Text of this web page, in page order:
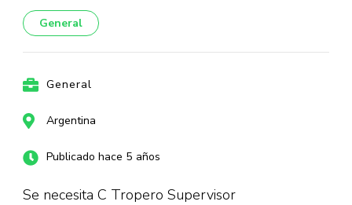
General
General
Argentina
Publicado hace 5 años
Se necesita C Tropero Supervisor